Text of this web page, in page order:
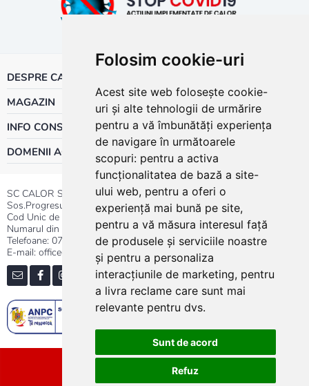
Folosim cookie-uri
Acest site web folosește cookie-
uri și alte tehnologii de urmărire
pentru a vă îmbunătăți experiența
de navigare în următoarele
scopuri: pentru a activa
funcționalitatea de bază a site-
ului web, pentru a oferi o
experiență mai bună pe site,
pentru a vă măsura interesul față
de produsele și serviciile noastre
și pentru a personaliza
interacțiunile de marketing, pentru
a livra reclame care sunt mai
relevante pentru dvs.
Sunt de acord
Refuz
DESPRE CALOR
MAGAZIN
INFO CONSUMATOR
DOMENII ACTIVITATE
SC CALOR SRL
Sos.Progresului nr.30-40, Sector 5, Bucuresti
Cod Unic de Inregistrare: RO 3004724
Numarul din Registrul Comertului:J40/13176/1991
Telefoane: 0737.23.44.44|021.411.44.44
E-mail: office@calor.ro